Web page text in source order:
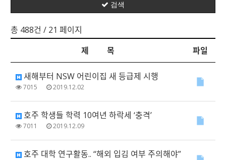
총 488건 / 21 페이지
검색
제 목 파일
새해부터 NSW 어린이집 새 등급제 시행
7015 2019.12.02
호주 학생들 학력 10여년 하락세 ‘충격’
7011 2019.12.09
호주 대학 연구활동.. “해외 입김 여부 주의해야”